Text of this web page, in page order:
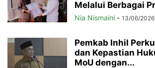
Melalui Berbagai
Nia Nismaini - 13/06/2026
Pemkab Inhil
dan Kepastian
MoU dengan...